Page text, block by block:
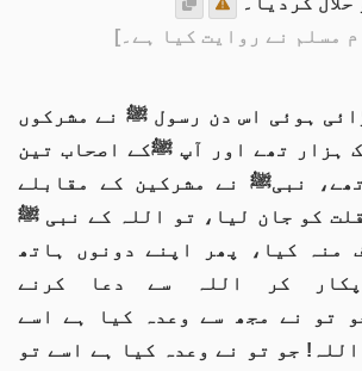
مسلم نے روایت کیا ہے۔]
ہوئی اس دن رسول ﷺ نے مشرکوں
ہزار تھے اور آپ ﷺکے اصحاب تین
نبیﷺ نے مشرکین کے مقابلے
کو جان لیا، تو اللہ کے نبی ﷺ
منہ کیا، پھر اپنے دونوں ہاتھ
پکار کر اللہ سے دعا کرنے
جو تو نے مجھ سے وعدہ کیا ہے اسے
جو تو نے وعدہ کیا ہے اسے تو